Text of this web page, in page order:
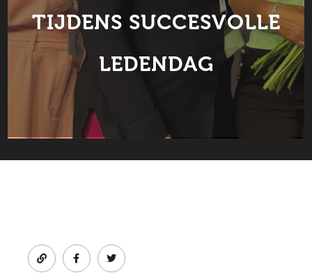
TIJDENS SUCCESVOLLE
LEDENDAG
Facebooktwitter